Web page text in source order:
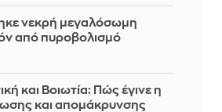
νεκρή μεγαλόσωμη
από πυροβολισμό
και Βοιωτία: Πώς έγινε η
και απομάκρυνσης